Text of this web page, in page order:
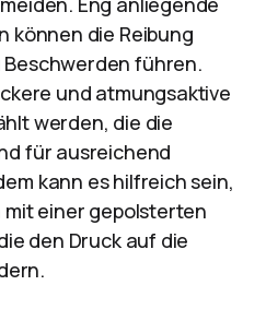
können die Reibung
führen.
und atmungsaktive
werden, die die
für ausreichend
kann es hilfreich sein,
einer gepolsterten
den Druck auf die